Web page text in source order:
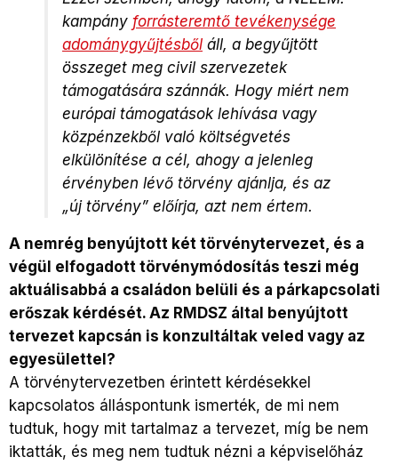
kampány forrásteremtő tevékenysége
adománygyűjtésből áll, a begyűjtött
összeget meg civil szervezetek
támogatására szánnák. Hogy miért nem
európai támogatások lehívása vagy
közpénzekből való költségvetés
elkülönítése a cél, ahogy a jelenleg
érvényben lévő törvény ajánlja, és az
„új törvény” előírja, azt nem értem.
A nemrég benyújtott két törvénytervezet, és a
végül elfogadott törvénymódosítás teszi még
aktuálisabbá a családon belüli és a párkapcsolati
erőszak kérdését. Az RMDSZ által benyújtott
tervezet kapcsán is konzultáltak veled vagy az
egyesülettel?
A törvénytervezetben érintett kérdésekkel
kapcsolatos álláspontunk ismerték, de mi nem
tudtuk, hogy mit tartalmaz a tervezet, míg be nem
iktatták, és meg nem tudtuk nézni a képviselőház